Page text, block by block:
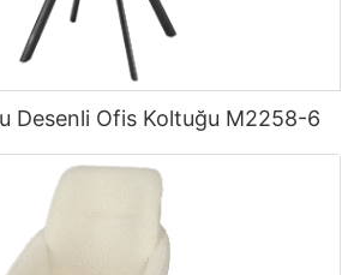
Desenli Ofis Koltuğu M2258-6